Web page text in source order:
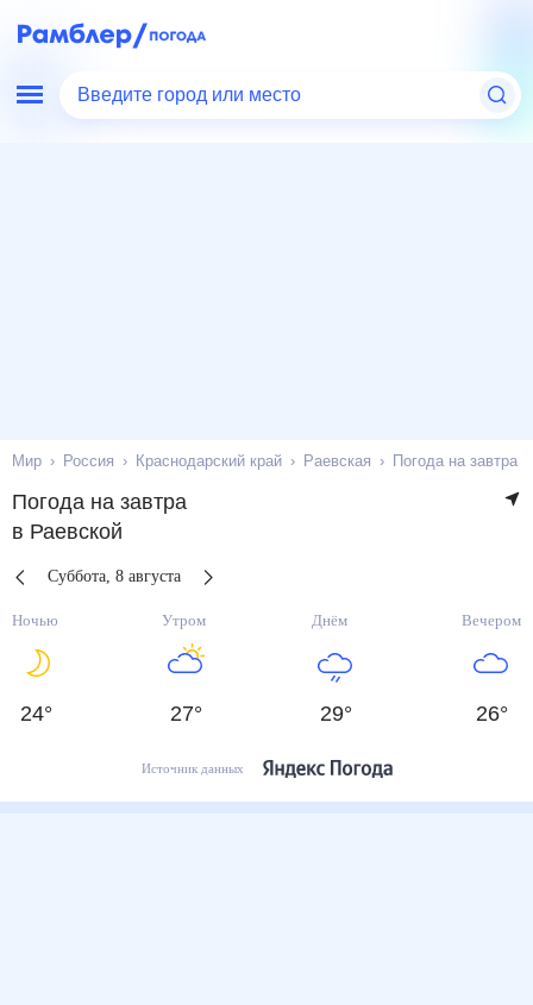
Введите город или место
Мир Россия Краснодарский край Раевская Погода на завтра
Погода на завтра
в Раевской
Суббота ,8августа
Ночью
24°
Утром
27°
Днём
29°
Вечером
26°
Источник данных